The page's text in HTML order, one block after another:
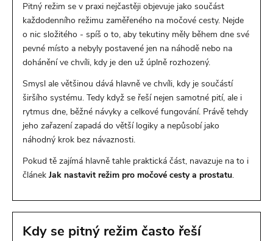
Pitný režim se v praxi nejčastěji objevuje jako součást
každodenního režimu zaměřeného na močové cesty. Nejde
o nic složitého - spíš o to, aby tekutiny měly během dne své
pevné místo a nebyly postavené jen na náhodě nebo na
dohánění ve chvíli, kdy je den už úplně rozhozený.
Smysl ale většinou dává hlavně ve chvíli, kdy je součástí
širšího systému. Tedy když se řeší nejen samotné pití, ale i
rytmus dne, běžné návyky a celkové fungování. Právě tehdy
jeho zařazení zapadá do větší logiky a nepůsobí jako
náhodný krok bez návaznosti.
Pokud tě zajímá hlavně tahle praktická část, navazuje na to i
článek Jak nastavit režim pro močové cesty a prostatu.
Kdy se pitný režim často řeší